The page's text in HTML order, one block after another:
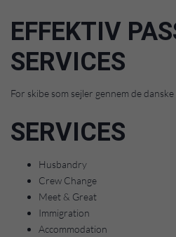
EFFEKTIV
SERVICES
For skibe som sejler gennem de
SERVICES
Husbandry
Crew Change
Meet & Great
Immigration
Accommodation